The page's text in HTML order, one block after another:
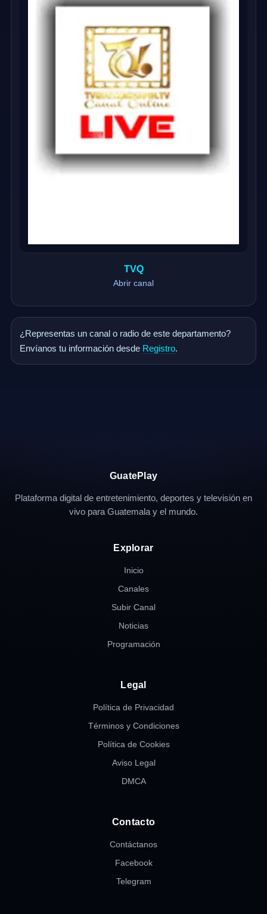
TVQ
Abrir canal
¿Representas un canal o radio de este departamento?
Envíanos tu información desde Registro.
GuatePlay
Plataforma digital de entretenimiento, deportes y televisión en
vivo para Guatemala y el mundo.
Explorar
Inicio
Canales
Subir Canal
Noticias
Programación
Legal
Política de Privacidad
Términos y Condiciones
Política de Cookies
Aviso Legal
DMCA
Contacto
Contáctanos
Facebook
Telegram